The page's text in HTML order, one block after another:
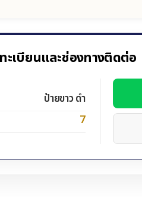
เบียนและช่องทางติดต่อ
ป้ายขาว ดำ
7